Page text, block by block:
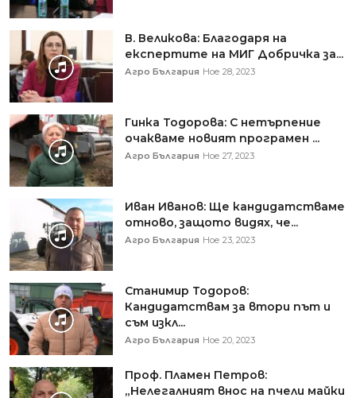
В. Великова: Благодаря на
експертите на МИГ Добричка за...
Агро България Ное 28, 2023
Гинка Тодорова: С нетърпение
очакваме новият програмен ...
Агро България Ное 27, 2023
Иван Иванов: Ще кандидатстваме
отново, защото видях, че...
Агро България Ное 23, 2023
Станимир Тодоров:
Кандидатствам за втори път и
съм изкл...
Агро България Ное 20, 2023
Проф. Пламен Петров:
„Нелегалният внос на пчели майки